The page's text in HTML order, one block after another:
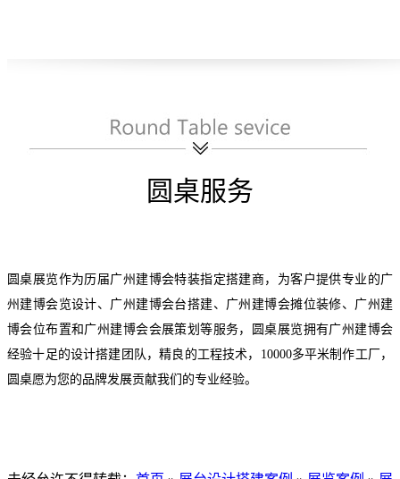
圆桌服务
圆桌展览作为历届广州建博会特装指定搭建商，为客户提供专业的广
州建博会览设计、 广州建博会台搭建、 广州建博会摊位装修、 广州建
博会位布置和广州建博会会展策划等服务，圆桌展览拥有广州建博会
经验十足的设计搭建团队，精良的工程技术， 10000多平米制作工厂，
圆桌愿为您的品牌发展贡献我们的专业经验。